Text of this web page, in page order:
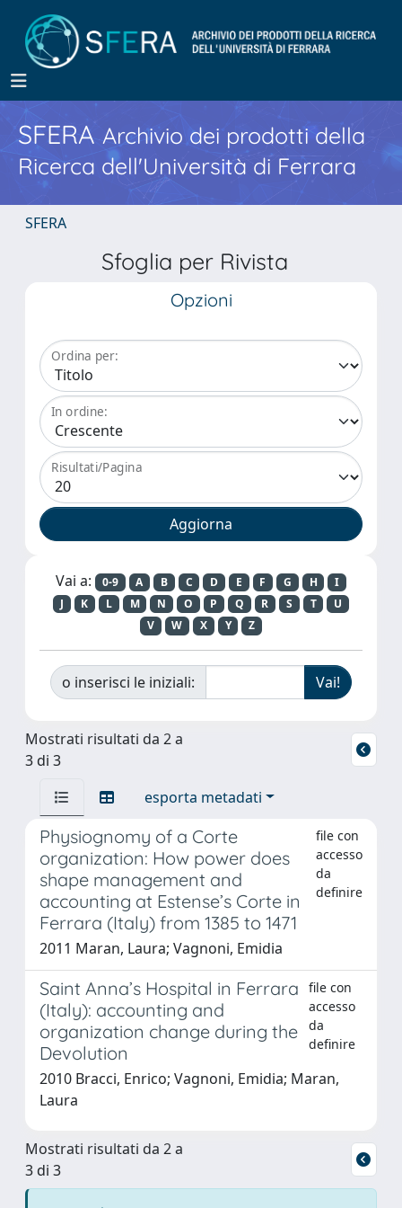
SFERA Archivio dei prodotti della
Ricerca dell'Università di Ferrara
SFERA
Sfoglia per Rivista
Opzioni
Ordina per:
In ordine:
Risultati/Pagina
Vai a: 0-9 A B C D E F G H
I
J
K L M N O P Q R S T
U
V
W X Y Z
o inserisci le iniziali:
Mostrati risultati da 2 a
3 di 3
esporta metadati
Physiognomy of a Corte
organization: How power does
shape management and
accounting at Estense’s Corte in
Ferrara (Italy) from 1385 to 1471
file con
accesso
da
definire
2011 Maran, Laura; Vagnoni, Emidia
Saint Anna’s Hospital in Ferrara
(Italy): accounting and
organization change during the
Devolution
file con
accesso
da
definire
2010 Bracci, Enrico; Vagnoni, Emidia; Maran,
Laura
Mostrati risultati da 2 a
3 di 3